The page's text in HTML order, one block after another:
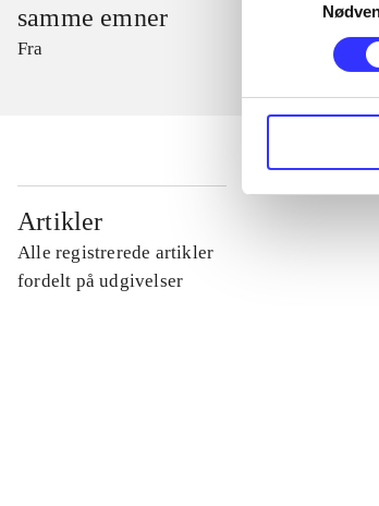
samme emner
Fra
Artikler
Alle registrerede artikler
fordelt på udgivelser